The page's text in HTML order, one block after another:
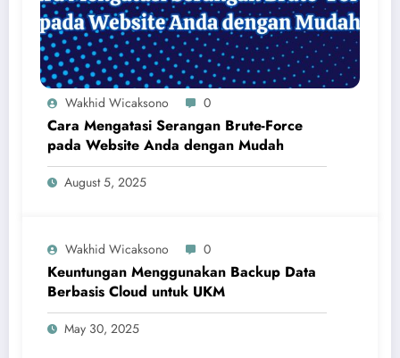
Wakhid Wicaksono 0
Cara Mengatasi Serangan Brute-Force
pada Website Anda dengan Mudah
August 5, 2025
Wakhid Wicaksono 0
Keuntungan Menggunakan Backup Data
Berbasis Cloud untuk UKM
May 30, 2025